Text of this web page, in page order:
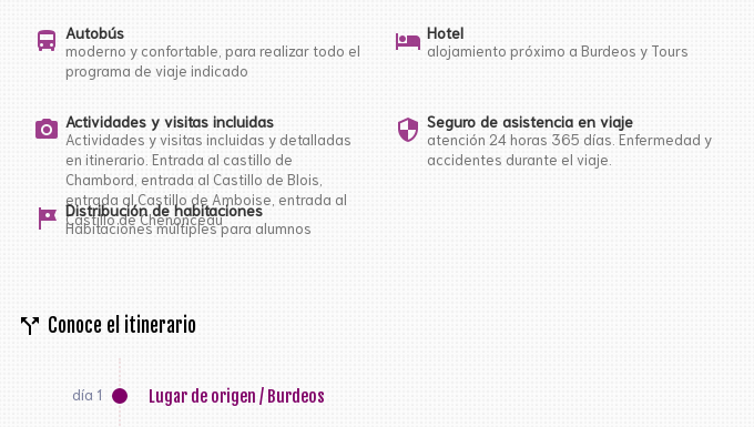
directions_bus Autobús
moderno y confortable, para realizar todo el
programa de viaje indicado
hotel Hotel
alojamiento próximo a Burdeos y Tours
photo_camera Actividades y visitas incluidas
Actividades y visitas incluidas y detalladas
en itinerario. Entrada al castillo de
Chambord, entrada al Castillo de Blois,
entrada al Castillo de Amboise, entrada al
Castillo de Chenonceau
security Seguro de asistencia en viaje
atención 24 horas 365 días. Enfermedad y
accidentes durante el viaje.
tour Distribución de habitaciones
Habitaciones múltiples para alumnos
call_split Conoce el itinerario
día 1 Lugar de origen / Burdeos